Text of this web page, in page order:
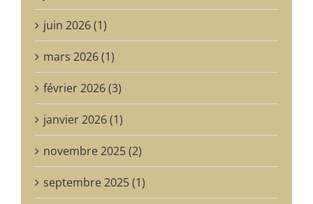
juin 2026 (1)
mars 2026 (1)
février 2026 (3)
janvier 2026 (1)
novembre 2025 (2)
septembre 2025 (1)